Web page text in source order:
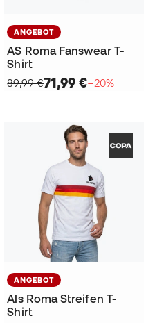
ANGEBOT
AS Roma Fanswear T-
Shirt
89,99 €71,99 €−20%
ANGEBOT
Als Roma Streifen T-
Shirt